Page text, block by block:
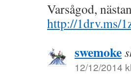
Varsågod,
http://1drv.ms/
swemoke
12/12/2014